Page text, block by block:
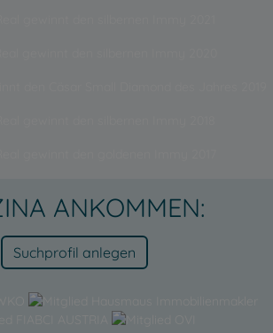
ANKOMMEN:
Suchprofil anlegen